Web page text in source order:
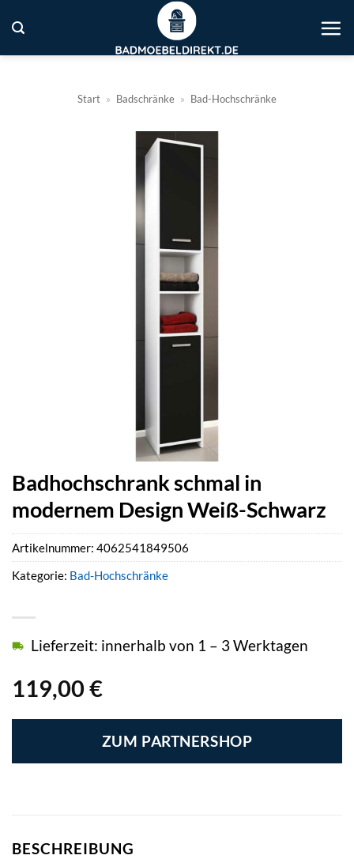
Inhalt
springen
Start » Badschränke » Bad-Hochschränke
Badhochschrank schmal in
modernem Design Weiß-Schwarz
119,00 €
Lieferzeit: innerhalb von 1 – 3 Werktagen
ZUM PARTNERSHOP
Artikelnummer: 4062541849506
Kategorie: Bad-Hochschränke
BESCHREIBUNG